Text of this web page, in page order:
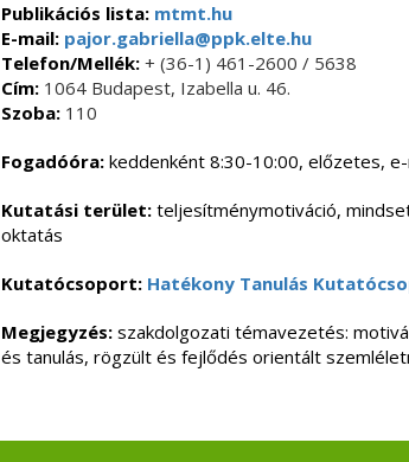
Publikációs lista: mtmt.hu
E-mail:pajor.gabriella@ppk.elte.hu
Telefon/Mellék:+ (36-1) 461-2600 / 5638
Cím:1064 Budapest, Izabella u. 46.
Szoba:110
Fogadóóra: keddenként 8:30-10:00, előzetes,
Kutatási terület: teljesítménymotiváció,
oktatás
Kutatócsoport: Hatékony Tanulás
Megjegyzés:szakdolgozati témavezetés:
és tanulás, rögzült és fejlődés orientált